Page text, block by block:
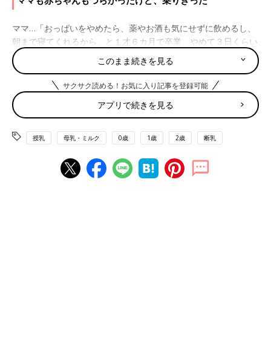
ママ…「おっぱいをやめたら、薬やお酒も気にせずに飲めるし、
朝まで寝てくれるから、と １才 ６カ月で卒業。やめて３日くらい
は、大泣きされるし、私自身も胸が張って痛かったですが、なん
とか乗りきりました」
秦野先生…「ママが決めておっぱいをやめる“断乳”で大事なの
は、ママの強い意志。しばらく赤ちゃんは泣いて『飲みたい』と
訴えることが多いでしょう。それは当然なこと。泣かせるのはか
わいそう、と断念したら、いつまでも断乳できませんし、何度も
赤ちゃんを泣かせてしまうことに。心を強く持つことが大事なん
です。そして、断乳は赤ちゃんだけでなく、実は、ママ自身もつ
らい。おっぱいが張って、乳房が痛くなりますしね。『やめ
このまま続きを見る
サクサク読める！お気に入り記事を登録可能
アプリで続きを見る
授乳 母乳・ミルク 0歳 1歳 2歳 断乳